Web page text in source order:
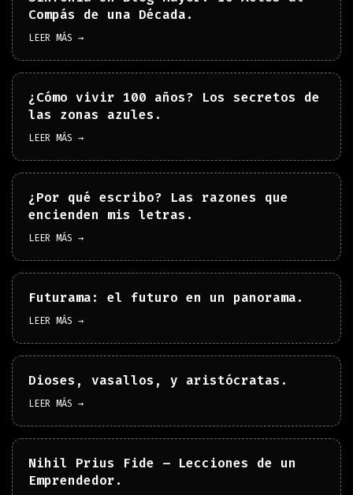
Compás de una Década.
LEER MÁS →
¿Cómo vivir 100 años? Los secretos de
las zonas azules.
LEER MÁS →
¿Por qué escribo? Las razones que
encienden mis letras.
LEER MÁS →
Futurama: el futuro en un panorama.
LEER MÁS →
Dioses, vasallos, y aristócratas.
LEER MÁS →
Nihil Prius Fide – Lecciones de un
Emprendedor.